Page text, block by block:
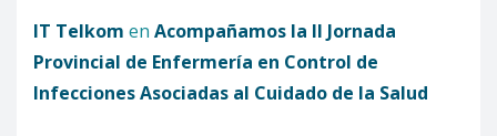
IT Telkom en Acompañamos la II Jornada
Provincial de Enfermería en Control de
Infecciones Asociadas al Cuidado de la Salud